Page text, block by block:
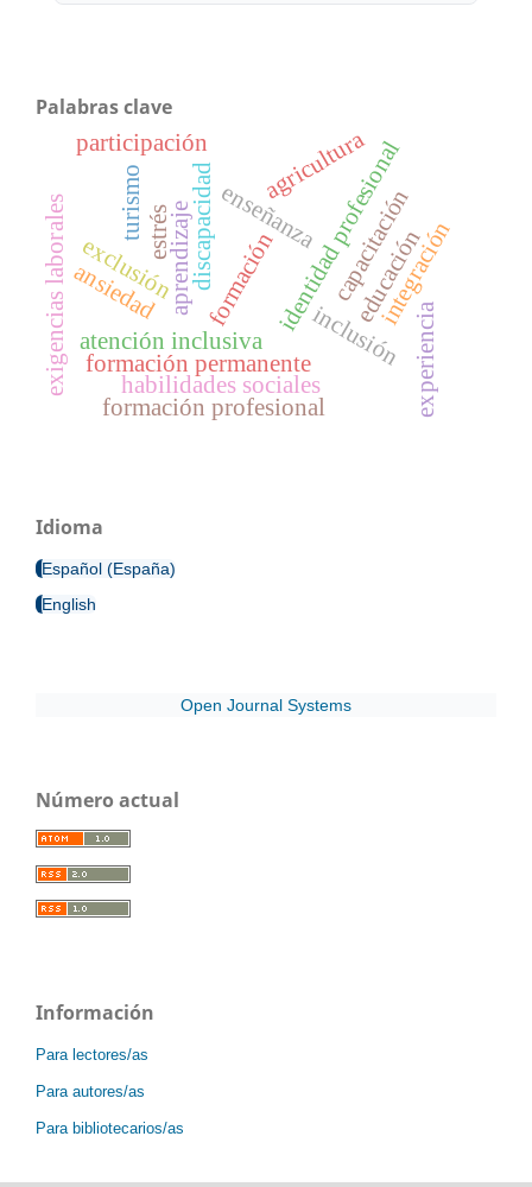
Palabras clave
formación
atención inclusiva
identidad profesional
enseñanza
aprendizaje
inclusión
exclusióndiscapacidad capacitación
estrés
ansiedad
exigencias laborales formación permanente
agricultura
turismo
habilidades sociales
formación profesional
educación
integración
participación
experiencia
Idioma
Español (España)
English
Open Journal Systems
Número actual
Información
Para lectores/as
Para autores/as
Para bibliotecarios/as